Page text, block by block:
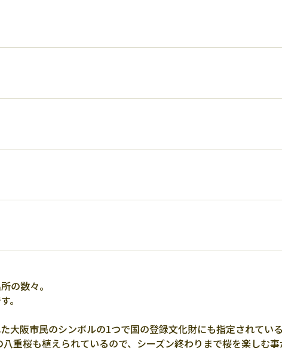
の数々。
。
大阪市民のシンボルの1つで国の登録文化財にも指定されている
重桜も植えられているので、シーズン終わりまで桜を楽しむ事